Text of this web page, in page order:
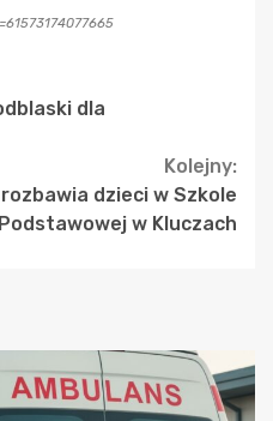
dla
Kolejny:
dzieci w Szkole
Podstawowej w Kluczach